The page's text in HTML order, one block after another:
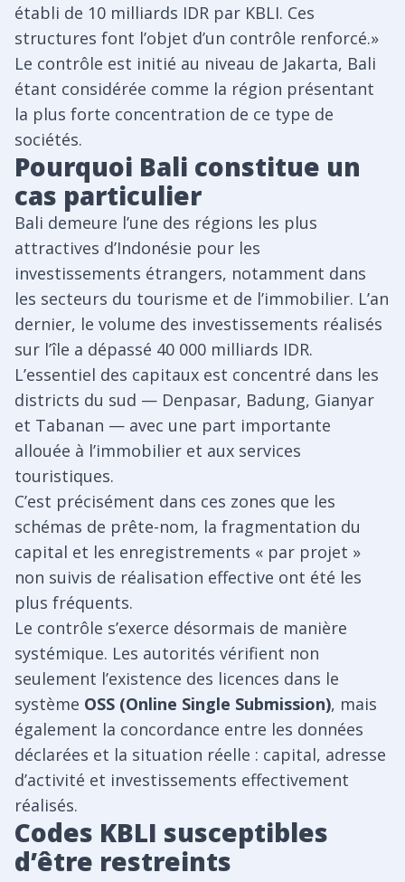
établi de 10 milliards IDR par KBLI. Ces
structures font l’objet d’un contrôle renforcé.»
Le contrôle est initié au niveau de Jakarta, Bali
étant considérée comme la région présentant
la plus forte concentration de ce type de
sociétés.
Pourquoi Bali constitue un
cas particulier
Bali demeure l’une des régions les plus
attractives d’Indonésie pour les
investissements étrangers, notamment dans
les secteurs du tourisme et de l’immobilier. L’an
dernier, le volume des investissements réalisés
sur l’île a dépassé 40 000 milliards IDR.
L’essentiel des capitaux est concentré dans les
districts du sud — Denpasar, Badung, Gianyar
et Tabanan — avec une part importante
allouée à l’immobilier et aux services
touristiques.
C’est précisément dans ces zones que les
schémas de prête-nom, la fragmentation du
capital et les enregistrements « par projet »
non suivis de réalisation effective ont été les
plus fréquents.
Le contrôle s’exerce désormais de manière
systémique. Les autorités vérifient non
seulement l’existence des licences dans le
système OSS (Online Single Submission), mais
également la concordance entre les données
déclarées et la situation réelle : capital, adresse
d’activité et investissements effectivement
réalisés.
Codes KBLI susceptibles
d’être restreints